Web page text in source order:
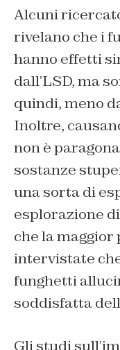
Alcuni
rivelano che i
hanno effetti
dall’LSD, ma
quindi, meno
Inoltre,
non è
sostanze
una sorta di
esplorazione
che la
intervistate
funghetti
soddisfatta
Gli studi